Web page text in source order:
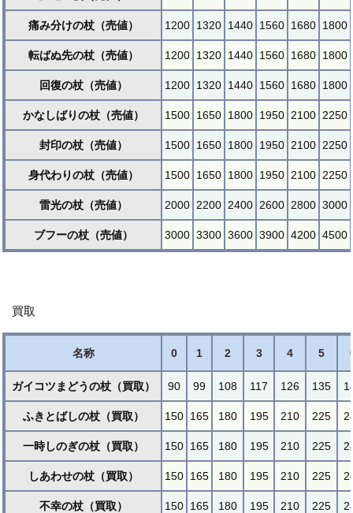
痛み分けの杖（売値） 1200 1320 1440 1560 1680 1800
転ばぬ先の杖（売値） 1200 1320 1440 1560 1680 1800
回復の杖（売値） 1200 1320 1440 1560 1680 1800
かなしばりの杖（売値） 1500 1650 1800 1950 2100 2250
封印の杖（売値） 1500 1650 1800 1950 2100 2250
身代わりの杖（売値） 1500 1650 1800 1950 2100 2250
雷光の杖（売値） 2000 2200 2400 2600 2800 3000
ブフーの杖（売値） 3000 3300 3600 3900 4200 4500
買取
名称 0 1 2 3 4 5
ガイコツまどうの杖（買取） 90 99 108 117 126 135
ふきとばしの杖（買取） 150 165 180 195 210 225
一時しのぎの杖（買取） 150 165 180 195 210 225
しあわせの杖（買取） 150 165 180 195 210 225
不幸の杖（買取） 150 165 180 195 210 225